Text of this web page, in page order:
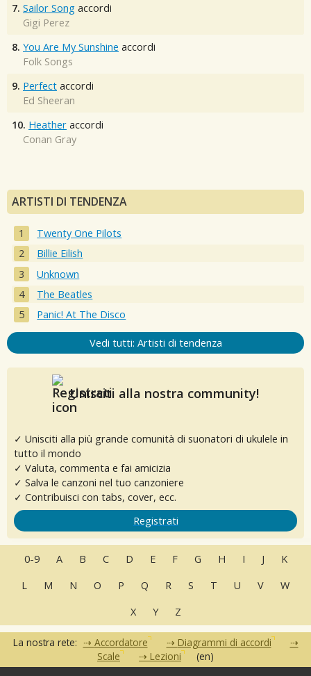
7. Sailor Song accordi
Gigi Perez
8. You Are My Sunshine accordi
Folk Songs
9. Perfect accordi
Ed Sheeran
10. Heather accordi
Conan Gray
ARTISTI DI TENDENZA
Twenty One Pilots
Billie Eilish
Unknown
The Beatles
Panic! At The Disco
Vedi tutti: Artisti di tendenza
Unisciti alla nostra community!
✓ Unisciti alla più grande comunità di suonatori di ukulele in
tutto il mondo
✓ Valuta, commenta e fai amicizia
✓ Salva le canzoni nel tuo canzoniere
✓ Contribuisci con tabs, cover, ecc.
Registrati
0-9 A B C D E F G H I J
K
L
M N O P Q R S T U V
W
X
Y Z
La nostra rete: Accordatore
Diagrammi di accordi
Scale
Lezioni (en)